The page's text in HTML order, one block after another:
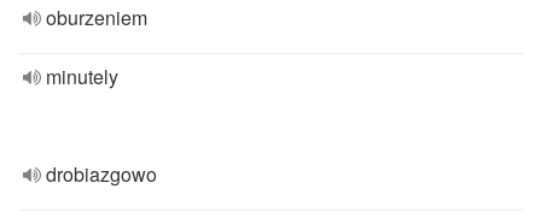
oburzeniem
minutely
drobiazgowo